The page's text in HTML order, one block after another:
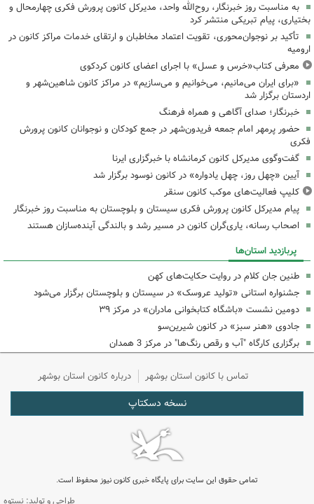
به مناسبت روز خبرنگار، روح‌الله واحد، مدیرکل کانون پرورش فکری چهارمحال و
بختیاری، پیام تبریکی منتشر کرد
تأکید بر نوجوان‌محوری، تقویت اعتماد مخاطبان و ارتقای خدمات مراکز کانون در
ارومیه
معرفی کتاب«خرس و عسل» با اجرای اعضای کانون کردکوی
«برای ایران می‌مانیم، می‌خوانیم و می‌سازیم» در مراکز کانون شاهین‌شهر و
اردستان برگزار شد
خبرنگار؛ صدای آگاهی و همراه فرهنگ
حضور پرمهر امام جمعه فریدون‌شهر در جمع کودکان و نوجوانان کانون پرورش
فکری
گفت‌وگوی مدیرکل کانون کرمانشاه با خبرگزاری ایرنا
آیین «چهل روز، چهل یادواره» در کانون نوسود برگزار شد
کلیپ فعالیت‌های موکب کانون سنقر
پیام مدیرکل کانون پرورش فکری سیستان و بلوچستان به مناسبت روز خبرنگار
اصحاب رسانه، یاری‌گران کانون در مسیر رشد و بالندگی آینده‌سازان هستند
پربازدید استان‌ها
طنین جان کلام در روایت حکایت‌های کهن
جشنواره استانی «تولید عروسک» در سیستان و بلوچستان برگزار می‌شود
دومین نشست «باشگاه کتابخوانی مادران» در مرکز ۳۹
جادوی «هنر سبز» در کانون شیرین‌سو
برگزاری کارگاه "آب و رقص رنگ‌ها" در مرکز 3 همدان
تماس با کانون استان بوشهر درباره کانون استان بوشهر
نسخه دسکتاپ
تمامی حقوق این سایت برای پایگاه خبری کانون نیوز محفوظ است.
طراحی و تولید: نستوه